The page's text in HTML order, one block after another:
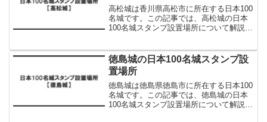
高松城は香川県高松市に所在する日本100
名城です。この記事では、高松城の日本
100名城スタンプ設置場所について解説し
に設置されています。設置場所スタンプ
利用可能...
徳島城の日本100名城スタンプ設
置場所
徳島城は徳島県徳島市に所在する日本100
名城です。この記事では、徳島城の日本
100名城スタンプ設置場所について解説し